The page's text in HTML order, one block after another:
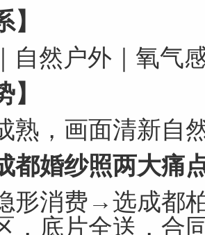
】
自然户外｜氧气
】
熟，画面清新自
都婚纱照两大痛
形消费→选成都
，底片全送，合